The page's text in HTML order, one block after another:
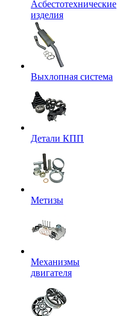
Асбестотехнические
изделия
Выхлопная система
Детали КПП
Метизы
Механизмы
двигателя